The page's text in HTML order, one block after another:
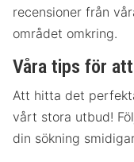
recensioner från
området omkring.
Våra tips för
Att hitta det
vårt stora utbud!
din sökning